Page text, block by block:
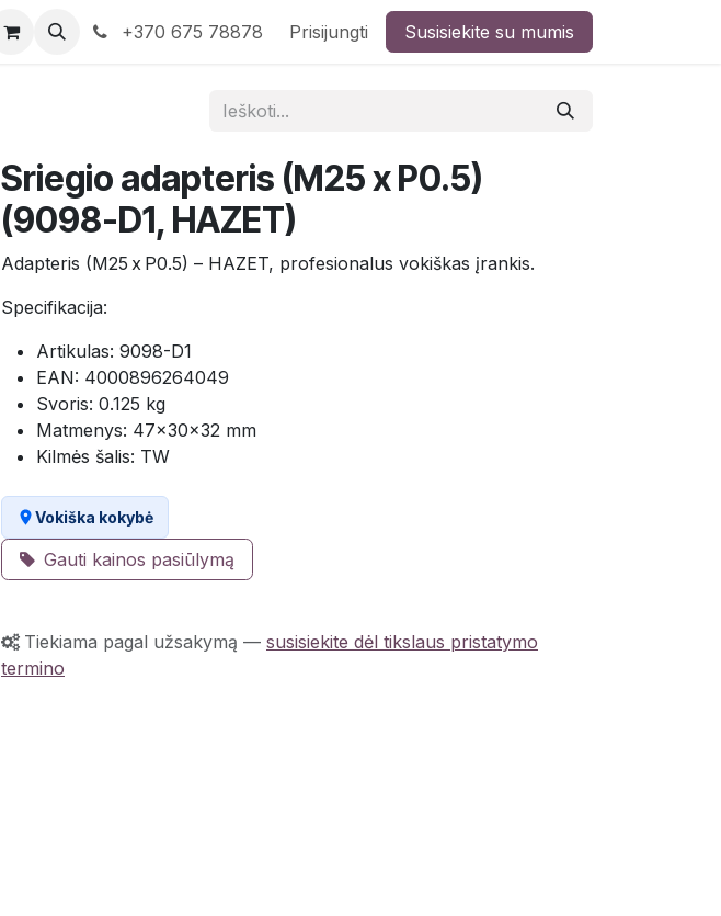
+370 675 78878 Prisijungti Susisiekite su mumis
Sriegio adapteris (M25 x P0.5)
(9098-D1, HAZET)
Adapteris (M25 x P0.5) – HAZET, profesionalus vokiškas įrankis.
Specifikacija:
Artikulas: 9098-D1
EAN: 4000896264049
Svoris: 0.125 kg
Matmenys: 47×30×32 mm
Kilmės šalis: TW
Vokiška kokybė
Gauti kainos pasiūlymą
Tiekiama pagal užsakymą — susisiekite dėl tikslaus pristatymo
termino